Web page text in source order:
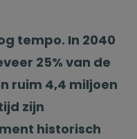
tempo. In 2040
25% van de
ruim 4,4 miljoen
zijn
historisch